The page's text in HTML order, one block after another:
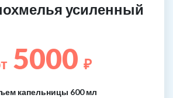
усиленный
5000 ₽
капельницы 600 мл